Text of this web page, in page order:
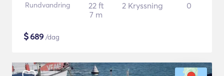
Rundvandring
22 ft
7 m
2 Kryssning 0
$689 /dag